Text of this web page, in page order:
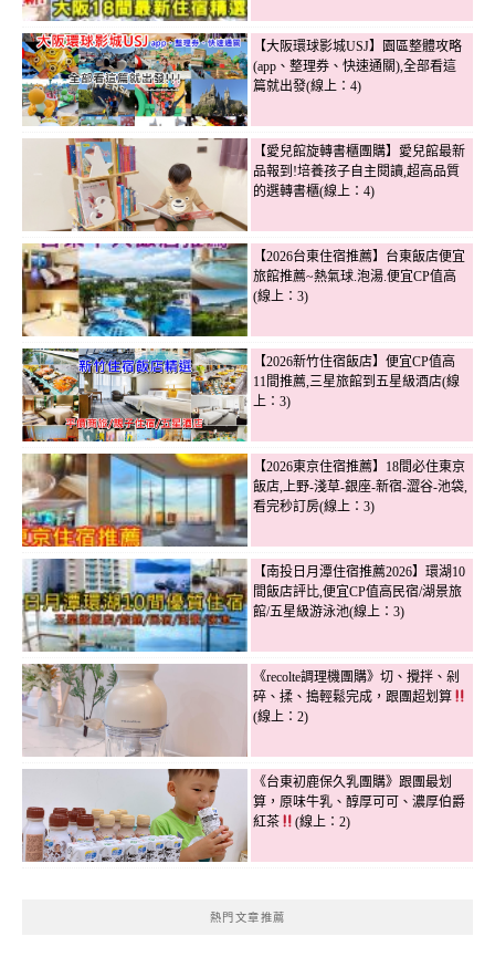
【大阪環球影城USJ】園區整體攻略
(app、整理券、快速通關),全部看這
篇就出發(線上：4)
【愛兒館旋轉書櫃團購】愛兒館最新
品報到!培養孩子自主閱讀,超高品質
的選轉書櫃(線上：4)
【2026台東住宿推薦】台東飯店便宜
旅館推薦~熱氣球.泡湯.便宜CP值高
(線上：3)
【2026新竹住宿飯店】便宜CP值高
11間推薦,三星旅館到五星級酒店(線
上：3)
【2026東京住宿推薦】18間必住東京
飯店,上野-淺草-銀座-新宿-澀谷-池袋,
看完秒訂房(線上：3)
【南投日月潭住宿推薦2026】環湖10
間飯店評比,便宜CP值高民宿/湖景旅
館/五星級游泳池(線上：3)
《recolte調理機團購》切、攪拌、剁
碎、揉、搗輕鬆完成，跟團超划算
(線上：2)
《台東初鹿保久乳團購》跟團最划
算，原味牛乳、醇厚可可、濃厚伯爵
紅茶
(線上：2)
熱門文章推薦